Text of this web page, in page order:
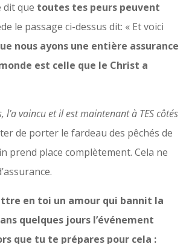
dit que toutes tes peurs peuvent
le passage ci-dessus dit: « Et voici
nous ayons une entière assurance
est celle que le Christ a
vaincu et il est maintenant à TES côtés
de porter le fardeau des pêchés de
prend place complètement. Cela ne
en toi un amour qui bannit la
quelques jours l’événement
que tu te prépares pour cela :